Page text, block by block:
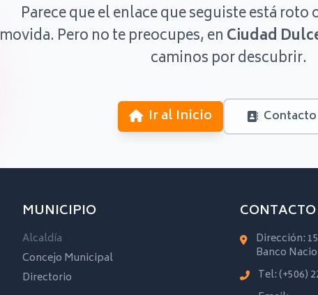
Parece que el enlace que seguiste está roto
movida. Pero no te preocupes, en Ciudad
caminos por descubrir.
Ir al Inicio Contacto
MUNICIPIO
Alcaldía
Concejo Municipal
Directorio
CONTACTO
Dirección:
Banco
Tel:(+506)